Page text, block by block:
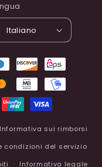
Italiano
Informativa sui rimborsi
condizioni del servizio
Informativa legale